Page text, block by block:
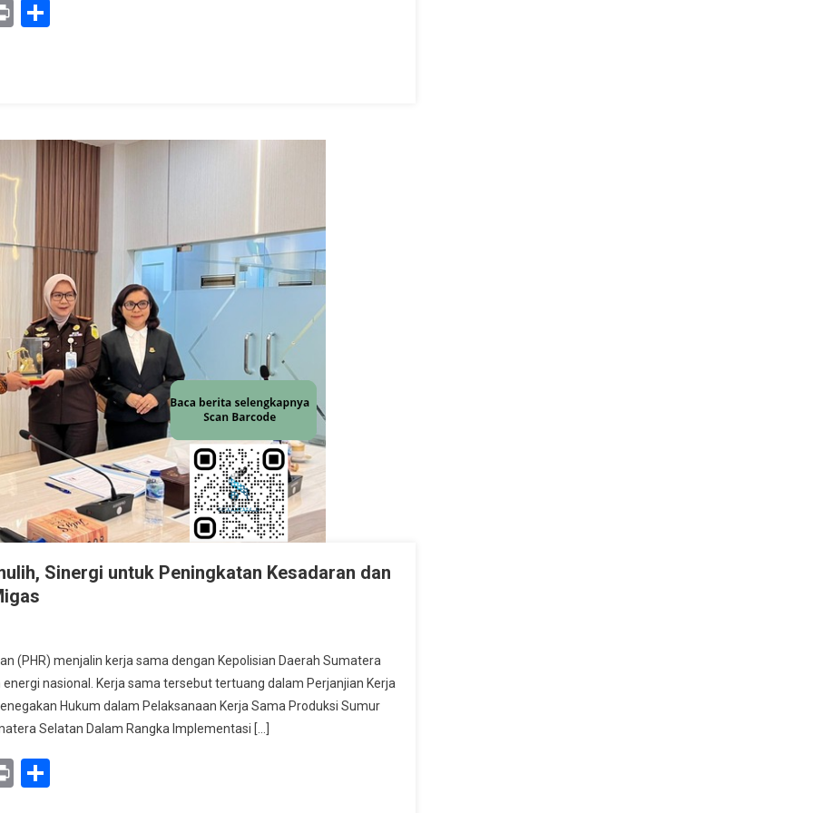
Print
Sinergi untuk Peningkatan Kesadaran dan
(PHR) menjalin kerja sama dengan Kepolisian Daerah Sumatera
nasional. Kerja sama tersebut tertuang dalam Perjanjian Kerja
Hukum dalam Pelaksanaan Kerja Sama Produksi Sumur
Selatan Dalam Rangka Implementasi […]
Print